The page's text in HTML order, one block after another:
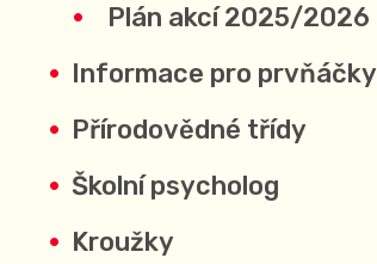
Plán akcí 2025/2026
Informace pro prvňáčky
Přírodovědné třídy
Školní psycholog
Kroužky